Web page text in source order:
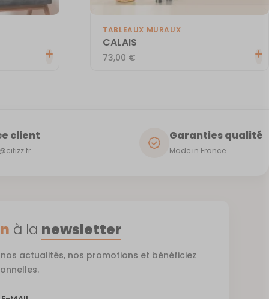
TABLEAUX MURAUX
CALAIS
73,00 €
client Garanties qualité
Made in France
à la newsletter
actualités, nos promotions et bénéficiez